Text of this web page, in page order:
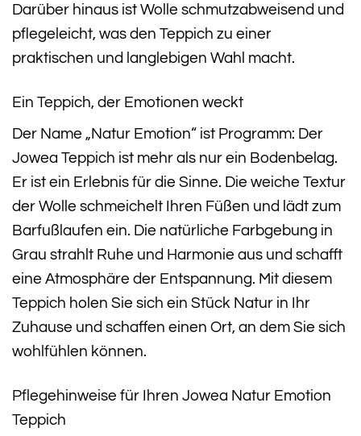
Darüber hinaus ist Wolle schmutzabweisend und
pflegeleicht, was den Teppich zu einer
praktischen und langlebigen Wahl macht.
Ein Teppich, der Emotionen weckt
Der Name „Natur Emotion“ ist Programm: Der
Jowea Teppich ist mehr als nur ein Bodenbelag.
Er ist ein Erlebnis für die Sinne. Die weiche Textur
der Wolle schmeichelt Ihren Füßen und lädt zum
Barfußlaufen ein. Die natürliche Farbgebung in
Grau strahlt Ruhe und Harmonie aus und schafft
eine Atmosphäre der Entspannung. Mit diesem
Teppich holen Sie sich ein Stück Natur in Ihr
Zuhause und schaffen einen Ort, an dem Sie sich
wohlfühlen können.
Pflegehinweise für Ihren Jowea Natur Emotion
Teppich